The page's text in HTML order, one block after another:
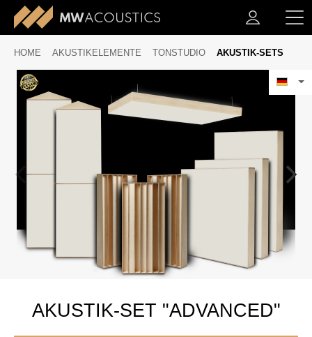
HOME AKUSTIKELEMENTE TONSTUDIO AKUSTIK-SETS
AKUSTIK-SET "ADVANCED"